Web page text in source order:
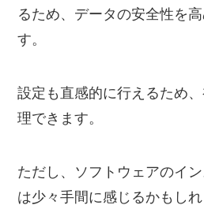
るため、データの安全性を
す。
設定も直感的に行えるため
理できます。
ただし、ソフトウェアのイ
は少々手間に感じるかもしれ